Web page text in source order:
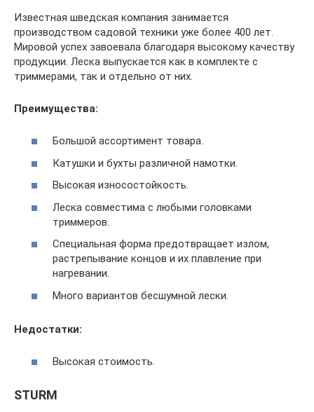
Известная шведская компания занимается
производством садовой техники уже более 400 лет.
Мировой успех завоевала благодаря высокому качеству
продукции. Леска выпускается как в комплекте с
триммерами, так и отдельно от них.
Преимущества:
Большой ассортимент товара.
Катушки и бухты различной намотки.
Высокая износостойкость.
Леска совместима с любыми головками
триммеров.
Специальная форма предотвращает излом,
растрепывание концов и их плавление при
нагревании.
Много вариантов бесшумной лески.
Недостатки:
Высокая стоимость.
STURM